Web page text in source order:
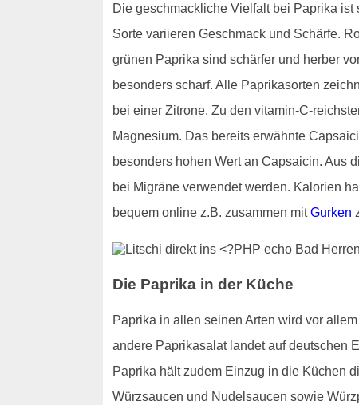
Die geschmackliche Vielfalt bei Paprika
Sorte variieren Geschmack und Schärfe.
grünen Paprika sind schärfer und herber
besonders scharf. Alle Paprikasorten
bei einer Zitrone. Zu den vitamin-C-
Magnesium. Das bereits erwähnte
besonders hohen Wert an Capsaicin. Aus
bei Migräne verwendet werden. Kalorien
bequem online z.B. zusammen mitGurken
Die Paprika in der Küche
Paprika in allen seinen Arten wird vor
andere Paprikasalat landet auf deutschen
Paprika hält zudem Einzug in die Küchen
Würzsaucen und Nudelsaucen sowie